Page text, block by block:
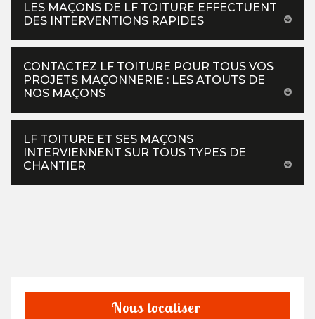
LES MAÇONS DE LF TOITURE EFFECTUENT
DES INTERVENTIONS RAPIDES
CONTACTEZ LF TOITURE POUR TOUS VOS
PROJETS MAÇONNERIE : LES ATOUTS DE
NOS MAÇONS
LF TOITURE ET SES MAÇONS
INTERVIENNENT SUR TOUS TYPES DE
CHANTIER
Nous localiser